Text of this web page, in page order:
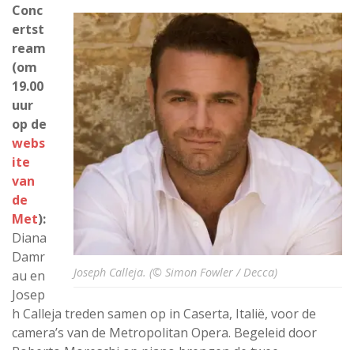
Joseph Calleja. (© Simon Fowler / Decca)
Conc
ertst
ream
(om
19.00
uur
op de
webs
ite
van
de
Met):
Diana
Damr
au en
Josep
h Calleja treden samen op in Caserta, Italië, voor de
camera’s van de Metropolitan Opera. Begeleid door